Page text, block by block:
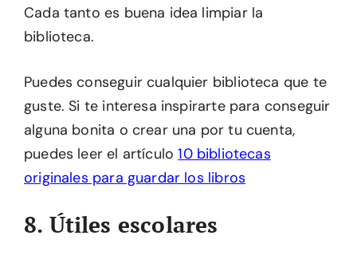
Cada tanto es buena idea limpiar la
biblioteca.
Puedes conseguir cualquier biblioteca que te
guste. Si te interesa inspirarte para conseguir
alguna bonita o crear una por tu cuenta,
puedes leer el artículo10 bibliotecas
originales para guardar los libros
8. Útiles escolares